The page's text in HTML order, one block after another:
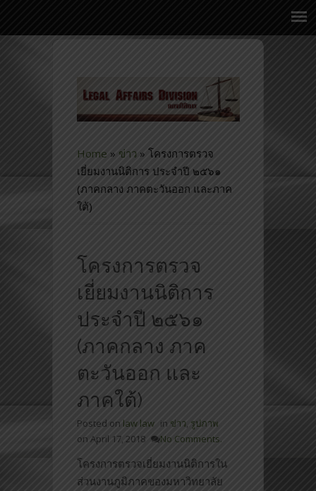
Home » ข่าว » โครงการตรวจ
เยี่ยมงานนิติการ ประจำปี ๒๕๖๑
(ภาคกลาง ภาคตะวันออก และภาค
ใต้)
โครงการตรวจ
เยี่ยมงานนิติการ
ประจำปี ๒๕๖๑
(ภาคกลาง ภาค
ตะวันออก และ
ภาคใต้)
Posted on law law in ข่าว, รูปภาพ
on April 17, 2018 No Comments.
โครงการตรวจเยี่ยมงานนิติการใน
ส่วนงานภูมิภาคของมหาวิทยาลัย